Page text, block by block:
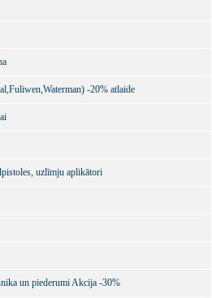
-20% atlaide
uzlīmju aplikātori
un piederumi Akcija -30%